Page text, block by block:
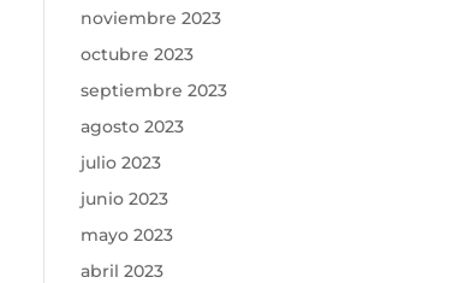
noviembre 2023
octubre 2023
septiembre 2023
agosto 2023
julio 2023
junio 2023
mayo 2023
abril 2023